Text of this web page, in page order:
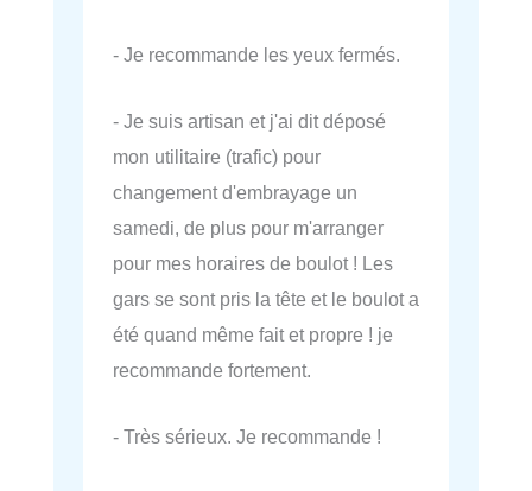
- Je recommande les yeux fermés.
- Je suis artisan et j'ai dit déposé
mon utilitaire (trafic) pour
changement d'embrayage un
samedi, de plus pour m'arranger
pour mes horaires de boulot ! Les
gars se sont pris la tête et le boulot a
été quand même fait et propre ! je
recommande fortement.
- Très sérieux. Je recommande !